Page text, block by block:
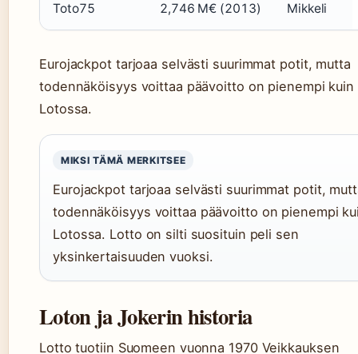
Toto75 2,746 M€ (2013) Mikkeli
Eurojackpot tarjoaa selvästi suurimmat potit, mutta
todennäköisyys voittaa päävoitto on pienempi kuin
Lotossa.
MIKSI TÄMÄ MERKITSEE
Eurojackpot tarjoaa selvästi suurimmat potit,
todennäköisyys voittaa päävoitto on pienempi
Lotossa. Lotto on silti suosituin peli sen
yksinkertaisuuden vuoksi.
Loton ja Jokerin historia
Lotto tuotiin Suomeen vuonna 1970 Veikkauksen